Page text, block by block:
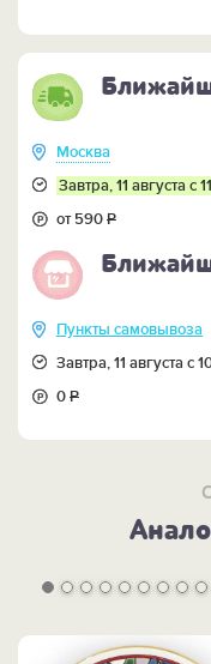
Москва
Завтра, 11 августа с
от 590Р
Пункты самовывоза
Завтра, 11 августа с
0Р